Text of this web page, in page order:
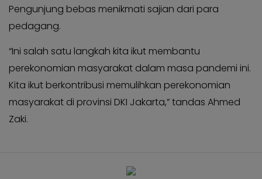
Pengunjung bebas menikmati sajian dari para
pedagang.
“Ini salah satu langkah kita ikut membantu
perekonomian masyarakat dalam masa pandemi ini.
Kita ikut berkontribusi memulihkan perekonomian
masyarakat di provinsi DKI Jakarta,” tandas Ahmed
Zaki.